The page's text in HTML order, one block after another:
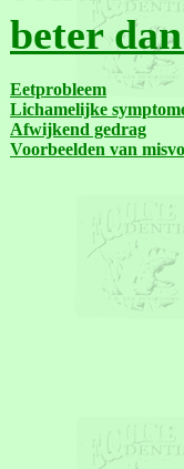
beter
Eetprobleem
Lichamelijke
Afwijkend gedrag
Voorbeelden van